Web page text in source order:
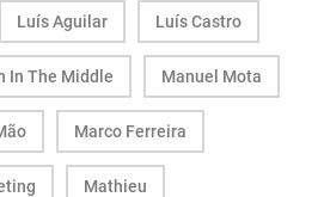
Luís Aguilar Luís Castro
In The Middle Manuel Mota
Marco Ferreira
Mathieu